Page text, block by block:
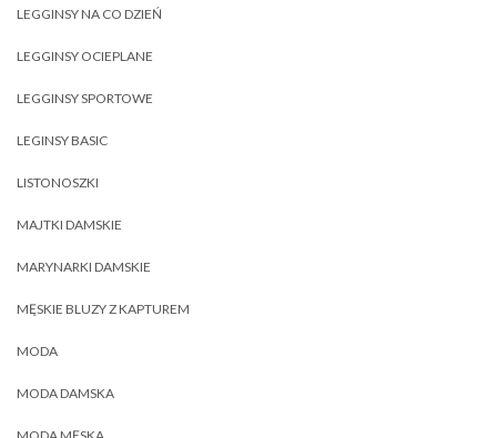
LEGGINSY NA CO DZIEŃ
LEGGINSY OCIEPLANE
LEGGINSY SPORTOWE
LEGINSY BASIC
LISTONOSZKI
MAJTKI DAMSKIE
MARYNARKI DAMSKIE
MĘSKIE BLUZY Z KAPTUREM
MODA
MODA DAMSKA